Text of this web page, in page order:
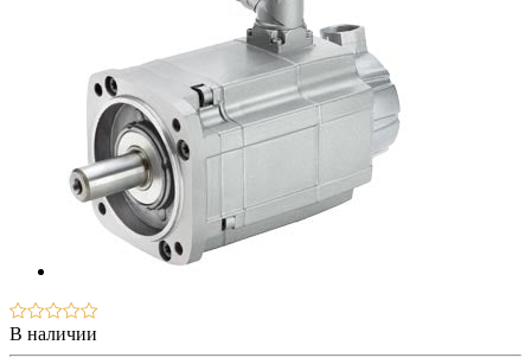
В наличии